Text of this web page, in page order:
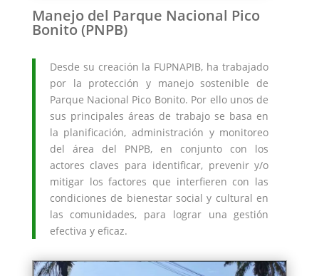
Manejo del Parque Nacional Pico
Bonito (PNPB)
Desde su creación la FUPNAPIB, ha trabajado
por la protección y manejo sostenible de
Parque Nacional Pico Bonito. Por ello unos de
sus principales áreas de trabajo se basa en
la planificación, administración y monitoreo
del área del PNPB, en conjunto con los
actores claves para identificar, prevenir y/o
mitigar los factores que interfieren con las
condiciones de bienestar social y cultural en
las comunidades, para lograr una gestión
efectiva y eficaz.